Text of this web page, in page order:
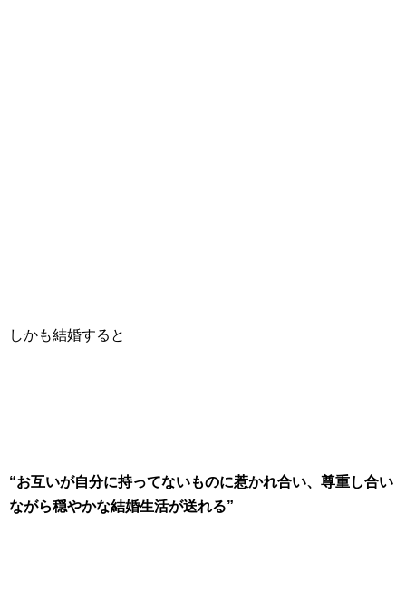
しかも結婚すると
“お互いが自分に持ってないものに惹かれ合い、尊重し合い
ながら穏やかな結婚生活が送れる”